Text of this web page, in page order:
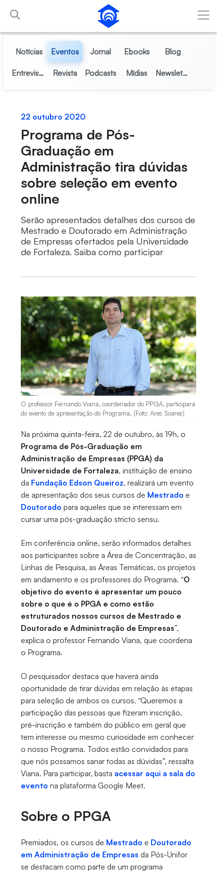
Pular para o Conteúdo principal
Notícias Eventos Jornal Ebooks Blog
Entrevistas Revista Podcasts Mídias Newsletter
22 outubro 2020
Programa de Pós-
Graduação em
Administração tira dúvidas
sobre seleção em evento
online
Serão apresentados detalhes dos cursos de
Mestrado e Doutorado em Administração
de Empresas ofertados pela Universidade
de Fortaleza. Saiba como participar
O professor Fernando Viana, coordenador do PPGA, participará
do evento de apresentação do Programa. (Foto: Ares Soares)
Na próxima quinta-feira, 22 de outubro, às 19h, o
Programa de Pós-Graduação em
Administração de Empresas (PPGA) da
Universidade de Fortaleza, instituição de ensino
da Fundação Edson Queiroz, realizará um evento
de apresentação dos seus cursos de Mestrado e
Doutorado para aqueles que se interessam em
cursar uma pós-graduação stricto sensu.
Em conferência online, serão informados detalhes
aos participantes sobre a Área de Concentração, as
Linhas de Pesquisa, as Áreas Temáticas, os projetos
em andamento e os professores do Programa. “O
objetivo do evento é apresentar um pouco
sobre o que é o PPGA e como estão
estruturados nossos cursos de Mestrado e
Doutorado e Administração de Empresas”,
explica o professor Fernando Viana, que coordena
o Programa.
O pesquisador destaca que haverá ainda
oportunidade de tirar dúvidas em relação às etapas
para seleção de ambos os cursos. “Queremos a
participação das pessoas que fizeram inscrição,
pré-inscrição e também do público em geral que
tem interesse ou mesmo curiosidade em conhecer
o nosso Programa. Todos estão convidados para
que nós possamos sanar todas as dúvidas”, ressalta
Viana. Para participar, basta acessar aqui a sala do
evento na plataforma Google Meet.
Sobre o PPGA
Premiados, os cursos de Mestrado e Doutorado
em Administração de Empresas da Pós-Unifor
se destacam como parte de um programa